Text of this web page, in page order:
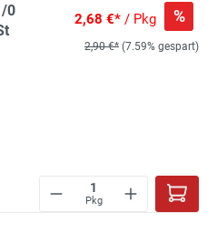
0
2,68 €* / Pkg %
2,90 €* (7.59% gespart)
Pkg